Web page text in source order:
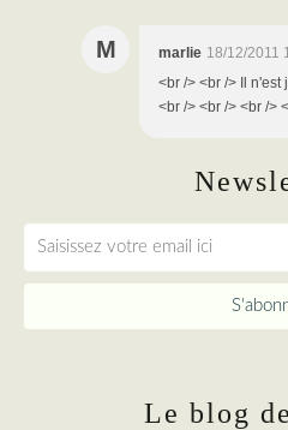
M marlie 18/12/2011
<br /> <br /> Il
<br /> <br /> <br />
Le blog